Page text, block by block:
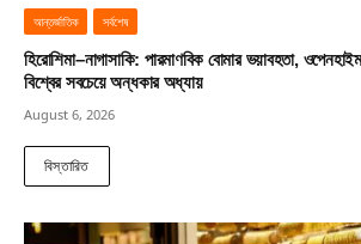
আন্তর্জাতিক সর্বশেষ
হিরোশিমা–নাগাসাকি: পারমাণবিক বোমার ভয়াবহতা,
বিশ্বের সবচেয়ে অন্ধকার অধ্যায়
August 6, 2026
বিস্তারিত